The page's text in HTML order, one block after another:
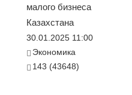
малого бизнеса
Казахстана
30.01.2025 11:00
Экономика
143 (43648)